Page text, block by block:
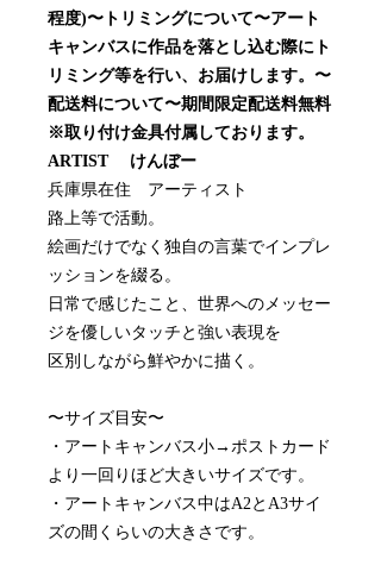
程度)〜トリミングについて〜アート
キャンバスに作品を落とし込む際にト
リミング等を行い、お届けします。〜
配送料について〜期間限定配送料無料
※取り付け金具付属しております。
ARTIST けんぼー
兵庫県在住 アーティスト
路上等で活動。
絵画だけでなく独自の言葉でインプレ
ッションを綴る。
日常で感じたこと、世界へのメッセー
ジを優しいタッチと強い表現を
区別しながら鮮やかに描く。
〜サイズ目安〜
・アートキャンバス小→ポストカード
より一回りほど大きいサイズです。
・アートキャンバス中はA2とA3サイ
ズの間くらいの大きさです。